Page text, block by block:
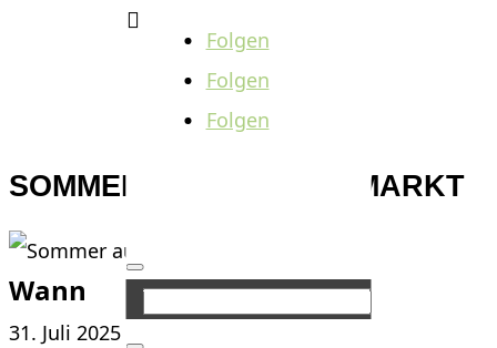

Folgen
Folgen
Folgen
SOMMER AUF DEM ALTMARKT
Wann
31. Juli 2025